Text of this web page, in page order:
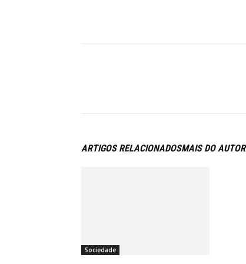
ARTIGOS RELACIONADOSMAIS DO AUTOR
Sociedade